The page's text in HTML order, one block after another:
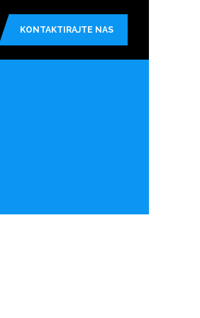
KONTAKTIRAJTE NAS